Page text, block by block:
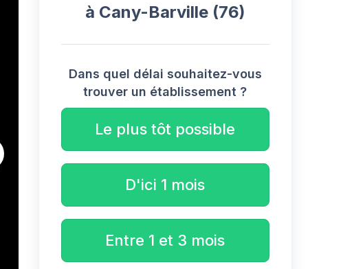
à Cany-Barville (76)
Dans quel délai souhaitez-vous
trouver un établissement ?
Le plus tôt possible
D'ici 1 mois
Entre 1 et 3 mois